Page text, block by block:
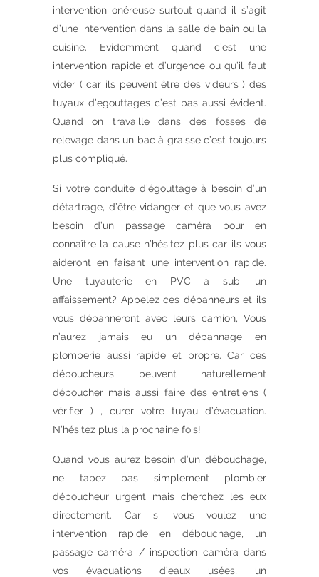
intervention onéreuse surtout quand il s’agit
d’une intervention dans la salle de bain ou la
cuisine. Evidemment quand c’est une
intervention rapide et d’urgence ou qu’il faut
vider ( car ils peuvent être des videurs ) des
tuyaux d’egouttages c’est pas aussi évident.
Quand on travaille dans des fosses de
relevage dans un bac à graisse c’est toujours
plus compliqué.
Si votre conduite d’égouttage à besoin d’un
détartrage, d’être vidanger et que vous avez
besoin d’un passage caméra pour en
connaître la cause n’hésitez plus car ils vous
aideront en faisant une intervention rapide.
Une tuyauterie en PVC a subi un
affaissement? Appelez ces dépanneurs et ils
vous dépanneront avec leurs camion, Vous
n’aurez jamais eu un dépannage en
plomberie aussi rapide et propre. Car ces
déboucheurs peuvent naturellement
déboucher mais aussi faire des entretiens (
vérifier ) , curer votre tuyau d’évacuation.
N’hésitez plus la prochaine fois!
Quand vous aurez besoin d’un débouchage,
ne tapez pas simplement plombier
déboucheur urgent mais cherchez les eux
directement. Car si vous voulez une
intervention rapide en débouchage, un
passage caméra / inspection caméra dans
vos évacuations d’eaux usées, un